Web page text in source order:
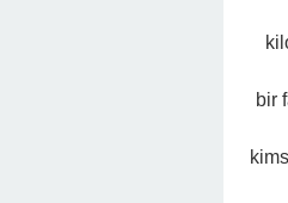
bir